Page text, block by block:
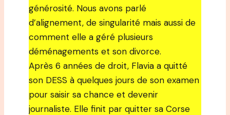
générosité. Nous avons parlé
d’alignement, de singularité mais aussi de
comment elle a géré plusieurs
déménagements et son divorce.
Après 6 années de droit, Flavia a quitté
son DESS à quelques jours de son examen
pour saisir sa chance et devenir
journaliste. Elle finit par quitter sa Corse